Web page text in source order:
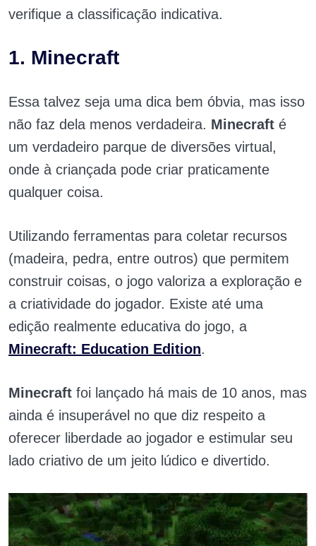
verifique a classificação indicativa.
1. Minecraft
Essa talvez seja uma dica bem óbvia, mas isso
não faz dela menos verdadeira. Minecraft é
um verdadeiro parque de diversões virtual,
onde à criançada pode criar praticamente
qualquer coisa.
Utilizando ferramentas para coletar recursos
(madeira, pedra, entre outros) que permitem
construir coisas, o jogo valoriza a exploração e
a criatividade do jogador. Existe até uma
edição realmente educativa do jogo, a
Minecraft: Education Edition.
Minecraft foi lançado há mais de 10 anos, mas
ainda é insuperável no que diz respeito a
oferecer liberdade ao jogador e estimular seu
lado criativo de um jeito lúdico e divertido.